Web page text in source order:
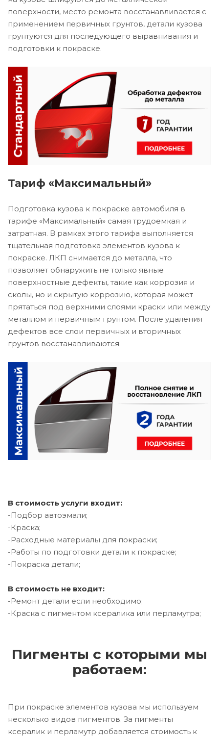
поверхности, место ремонта восстанавливается с
применением первичных грунтов, детали кузова
грунтуются для последующего выравнивания и
подготовки к покраске.
Тариф «Максимальный»
Подготовка кузова к покраске автомобиля в
тарифе «Максимальный» самая трудоемкая и
затратная. В рамках этого тарифа выполняется
тщательная подготовка элементов кузова к
покраске. ЛКП снимается до металла, что
позволяет обнаружить не только явные
поверхностные дефекты, такие как коррозия и
сколы, но и скрытую коррозию, которая может
прятаться под верхними слоями краски или между
металлом и первичным грунтом. После удаления
дефектов все слои первичных и вторичных
грунтов восстанавливаются.
В стоимость услуги входит:
-Подбор автоэмали;
-Краска;
-Расходные материалы для покраски;
-Работы по подготовки детали к покраске;
-Покраска детали;
В стоимость не входит:
-Ремонт детали если необходимо;
-Краска с пигментом ксералика или перламутра;
Пигменты с которыми мы
работаем:
При покраске элементов кузова мы используем
несколько видов пигментов. За пигменты
ксералик и перламутр добавляется стоимость к